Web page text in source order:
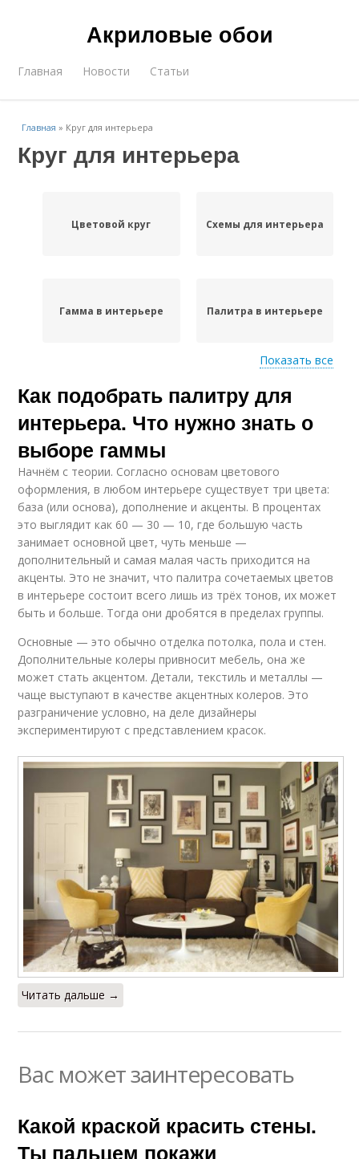
Акриловые обои
Главная Новости Статьи
Главная » Круг для интерьера
Круг для интерьера
Цветовой круг Схемы для интерьера
Гамма в интерьере Палитра в интерьере
Цвета в интерьере Цвета для интерьера
Показать все
Как подобрать палитру для
интерьера. Что нужно знать о
выборе гаммы
Начнём с теории. Согласно основам цветового
оформления, в любом интерьере существует три цвета:
база (или основа), дополнение и акценты. В процентах
это выглядит как 60 — 30 — 10, где большую часть
занимает основной цвет, чуть меньше —
дополнительный и самая малая часть приходится на
акценты. Это не значит, что палитра сочетаемых цветов
в интерьере состоит всего лишь из трёх тонов, их может
быть и больше. Тогда они дробятся в пределах группы.
Основные — это обычно отделка потолка, пола и стен.
Дополнительные колеры привносит мебель, она же
может стать акцентом. Детали, текстиль и металлы —
чаще выступают в качестве акцентных колеров. Это
разграничение условно, на деле дизайнеры
экспериментируют с представлением красок.
Читать дальше →
Вас может заинтересовать
Какой краской красить стены.
Ты пальцем покажи